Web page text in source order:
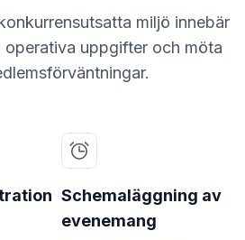
miljö innebär
operativa uppgifter och möta
Schemaläggning av
evenemang